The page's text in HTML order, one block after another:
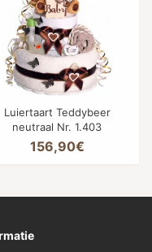
Luiertaart Teddybeer
neutraal Nr. 1.403
156,90€